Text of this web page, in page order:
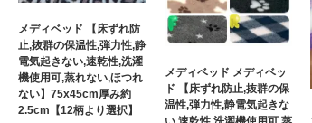
メディベッド 【床ずれ防
止,抜群の保温性,弾力性,静
電気起きない,速乾性,洗濯
機使用可,蒸れない,ほつれ
ない】75x45cm厚み約
2.5cm【12柄より選択】
メディベッド メディベッ
ド 【床ずれ防止,抜群の保
温性,弾力性,静電気起きな